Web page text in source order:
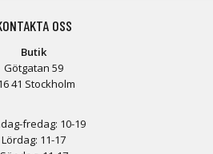
OSS
Butik
Götgatan 59
41 Stockholm
fredag: 10-19
Lördag: 11-17